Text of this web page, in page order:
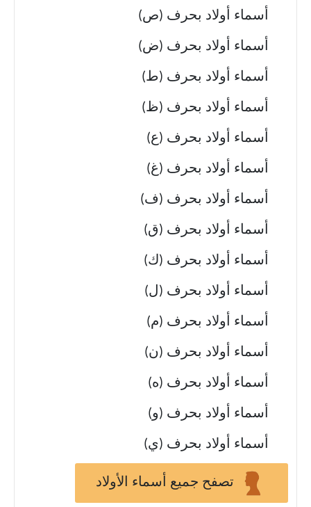
أسماء أولاد بحرف (ص)
أسماء أولاد بحرف (ض)
أسماء أولاد بحرف (ط)
أسماء أولاد بحرف (ظ)
أسماء أولاد بحرف (ع)
أسماء أولاد بحرف (غ)
أسماء أولاد بحرف (ف)
أسماء أولاد بحرف (ق)
أسماء أولاد بحرف (ك)
أسماء أولاد بحرف (ل)
أسماء أولاد بحرف (م)
أسماء أولاد بحرف (ن)
أسماء أولاد بحرف (ه)
أسماء أولاد بحرف (و)
أسماء أولاد بحرف (ي)
تصفح جميع أسماء الأولاد